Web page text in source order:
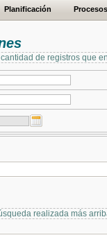
Planificación Procesos
de registros que
realizada más